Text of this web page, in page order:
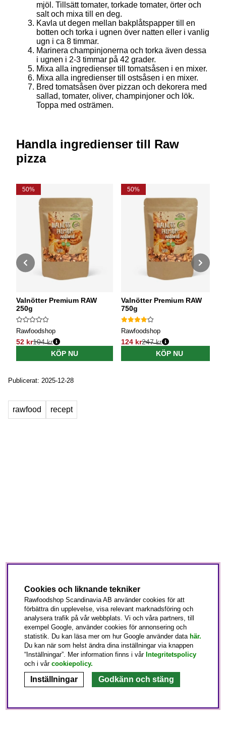
mjöl. Tillsätt tomater, torkade tomater, örter och
salt och mixa till en deg.
Kavla ut degen mellan bakplåtspapper till en
botten och torka i ugnen över natten eller i vanlig
ugn i ca 8 timmar.
Marinera champinjonerna och torka även dessa
i ugnen i 2-3 timmar på 42 grader.
Mixa alla ingredienser till tomatsåsen i en mixer.
Mixa alla ingredienser till ostsåsen i en mixer.
Bred tomatsåsen över pizzan och dekorera med
sallad, tomater, oliver, champinjoner och lök.
Toppa med osträmen.
Handla ingredienser till Raw
pizza
50%
Valnötter Premium RAW
250g
Rawfoodshop
52 kr
Ordinarie pris:
104 kr
KÖP NU
50%
Valnötter Premium RAW
750g
Rawfoodshop
124 kr
Ordinarie pris:
247 kr
KÖP NU
Publicerat: 2025-12-28
rawfood recept
Cookies och liknande tekniker
Rawfoodshop Scandinavia AB använder cookies för att
förbättra din upplevelse, visa relevant marknadsföring och
analysera trafik på vår webbplats. Vi och våra partners, till
exempel Google, använder cookies för annonsering och
statistik. Du kan läsa mer om hur Google använder data här.
Du kan när som helst ändra dina inställningar via knappen
“Inställningar”. Mer information finns i vår Integritetspolicy
och i vår cookiepolicy.
Inställningar Godkänn och stäng